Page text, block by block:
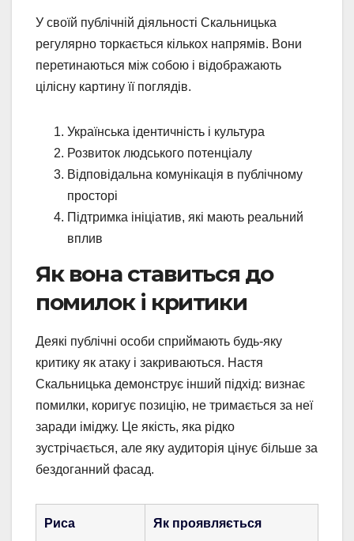
У своїй публічній діяльності Скальницька
регулярно торкається кількох напрямів. Вони
перетинаються між собою і відображають
цілісну картину її поглядів.
Українська ідентичність і культура
Розвиток людського потенціалу
Відповідальна комунікація в публічному
просторі
Підтримка ініціатив, які мають реальний
вплив
Як вона ставиться до
помилок і критики
Деякі публічні особи сприймають будь-яку
критику як атаку і закриваються. Настя
Скальницька демонструє інший підхід: визнає
помилки, коригує позицію, не тримається за неї
заради іміджу. Це якість, яка рідко
зустрічається, але яку аудиторія цінує більше за
бездоганний фасад.
Риса Як проявляється